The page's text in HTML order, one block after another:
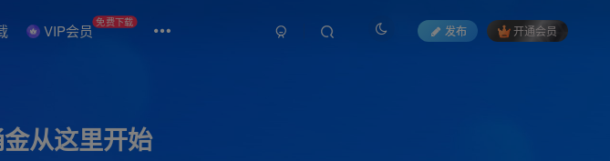
VIP会员 免费下载
发布 开通会员
从这里开始